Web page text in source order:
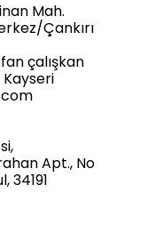
Mah.
Çankırı
çalışkan
Apt., No
34191